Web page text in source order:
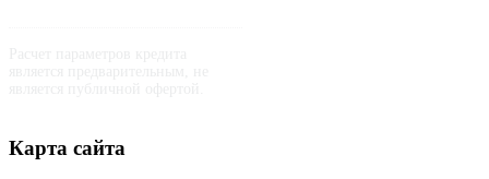
Карта сайта